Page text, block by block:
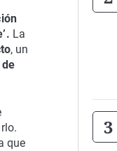
La
, un
que